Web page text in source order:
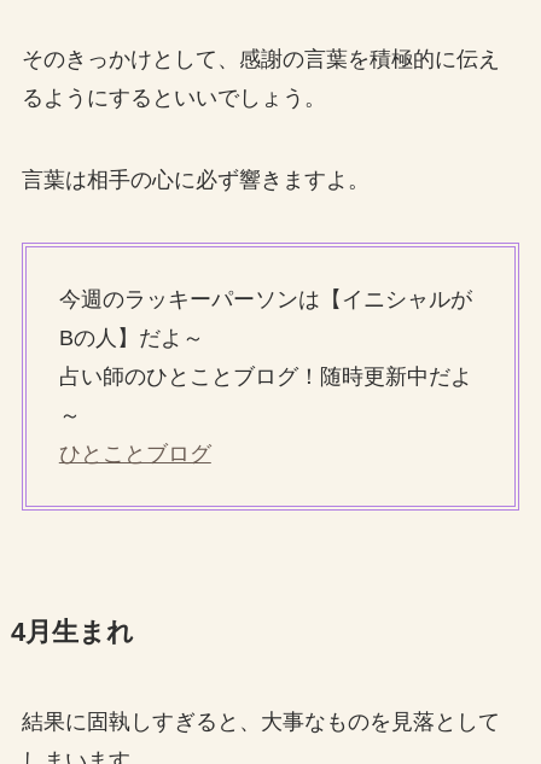
そのきっかけとして、感謝の言葉を積極的に伝え
るようにするといいでしょう。
言葉は相手の心に必ず響きますよ。
今週のラッキーパーソンは【イニシャルが
Bの人】だよ～
占い師のひとことブログ！随時更新中だよ
～
ひとことブログ
4月生まれ
結果に固執しすぎると、大事なものを見落として